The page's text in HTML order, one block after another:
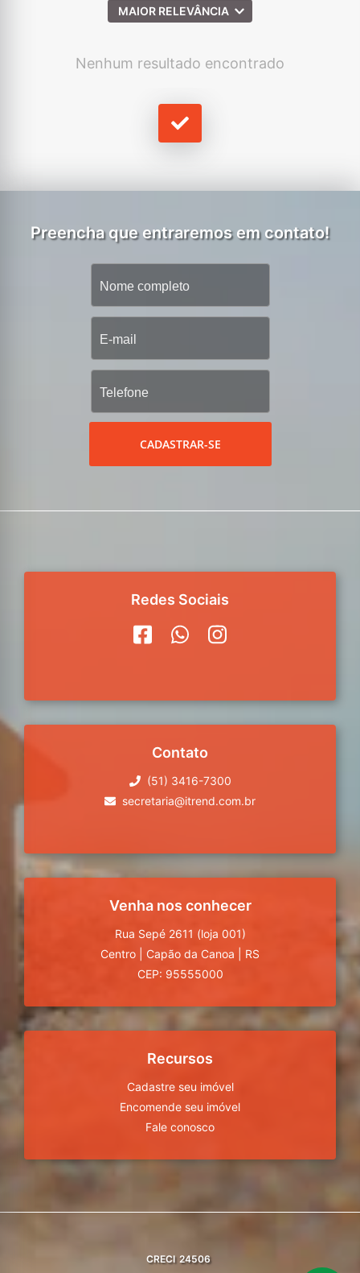
MAIOR RELEVÂNCIA
Nenhum resultado encontrado
Preencha que entraremos em contato!
CADASTRAR-SE
Redes Sociais
Contato
(51) 3416-7300
secretaria@itrend.com.br
Venha nos conhecer
Rua Sepé 2611 (loja 001)
Centro
Capão da Canoa
RS
CEP: 95555000
Recursos
Cadastre seu imóvel
Encomende seu imóvel
Fale conosco
CRECI 24506